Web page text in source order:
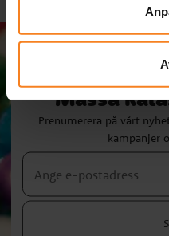
Massa
Prenumerera på vårt
kampanjer